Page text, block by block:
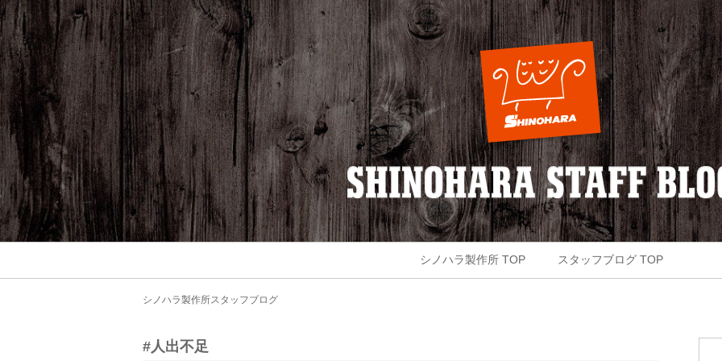
シノハラ製作所 TOP スタッフブログ TOP
シノハラ製作所スタッフブログ
#人出不足